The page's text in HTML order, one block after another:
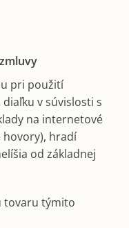
pri použití
v súvislosti s
na internetové
hovory), hradí
od základnej
tovaru týmito